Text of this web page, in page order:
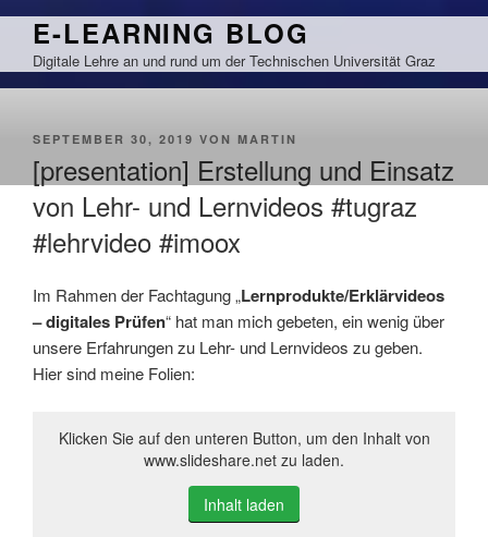
Zum
springen
E-LEARNING BLOG
Digitale Lehre an und rund um der Technischen Universität Graz
VERÖFFENTLICHT
SEPTEMBER 30, 2019 VON MARTIN
[presentation] Erstellung und Einsatz
von Lehr- und Lernvideos #tugraz
#lehrvideo #imoox
Im Rahmen der Fachtagung „Lernprodukte/Erklärvideos
– digitales Prüfen“ hat man mich gebeten, ein wenig über
unsere Erfahrungen zu Lehr- und Lernvideos zu geben.
Hier sind meine Folien:
Klicken Sie auf den unteren Button, um den Inhalt von
www.slideshare.net zu laden.
Inhalt laden